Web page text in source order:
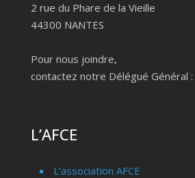
2 rue du Phare de la Vieille
44300 NANTES
Pour nous joindre,
contactez notre Délégué Général :
L’AFCE
L’association AFCE